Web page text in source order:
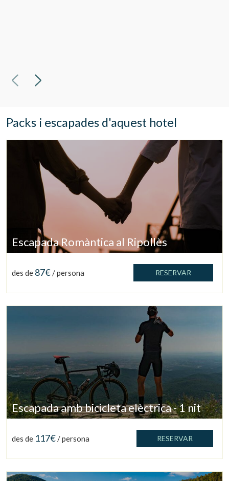
Packs i escapades d'aquest hotel
Escapada Romàntica al Ripollès
des de 87€ / persona RESERVAR
Escapada amb bicicleta elèctrica - 1 nit
des de 117€ / persona RESERVAR